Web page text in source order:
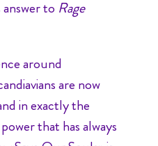
to Rage
around
are now
in exactly the
that has always